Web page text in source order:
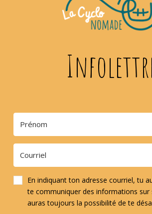
En indiquant ton adresse courriel, tu
te communiquer des informations sur
auras toujours la possibilité de te